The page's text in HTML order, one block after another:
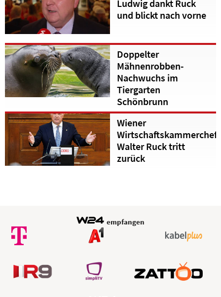
Ludwig dankt Ruck
und blickt nach vorne
Doppelter
Mähnenrobben-
Nachwuchs im
Tiergarten
Schönbrunn
Wiener
Wirtschaftskammerchef
Walter Ruck tritt
zurück
empfangen